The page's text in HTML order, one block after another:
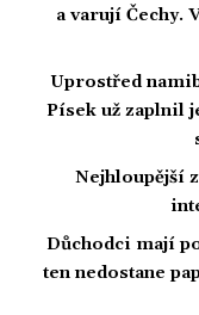
a varují Čechy.
Uprostřed
Písek už zaplnil
Nejhloupější
Důchodci mají
ten nedostane